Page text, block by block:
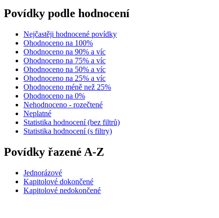
Povídky podle hodnocení
Nejčastěji hodnocené povídky
Ohodnoceno na 100%
Ohodnoceno na 90% a víc
Ohodnoceno na 75% a víc
Ohodnoceno na 50% a víc
Ohodnoceno na 25% a víc
Ohodnoceno méně než 25%
Ohodnoceno na 0%
Nehodnoceno - rozečtené
Neplatné
Statistika hodnocení (bez filtrů)
Statistika hodnocení (s filtry)
Povídky řazené A-Z
Jednorázové
Kapitolové dokončené
Kapitolové nedokončené